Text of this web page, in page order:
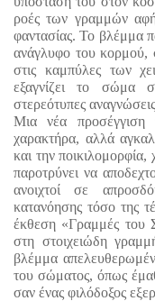
ροές των γραμμών
φαντασίας. Το βλέμμα
ανάγλυφο του κορμού,
στις καμπύλες των
εξαγνίζει το σώμα
στερεότυπες
Μια νέα προσέγγιση
χαρακτήρα, αλλά
και την ποικιλομορφία,
παροτρύνει να
ανοιχτοί σε
κατανόησης τόσο της
έκθεση «Γραμμές του
στη στοιχειώδη
βλέμμα
του σώματος, όπως
σαν ένας φιλόδοξος